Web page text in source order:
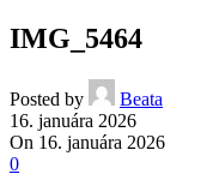
IMG_5464
Posted by
Beata
16. januára 2026
On 16. januára 2026
0